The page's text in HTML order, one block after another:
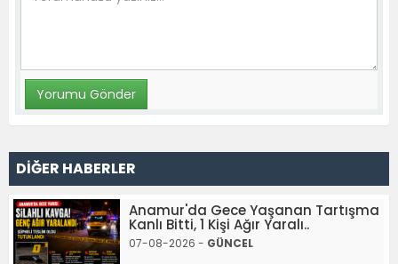
DİĞER HABERLER
Anamur'da Gece Yaşanan Tartışma
Kanlı Bitti, 1 Kişi Ağır Yaralı..
07-08-2026 - GÜNCEL